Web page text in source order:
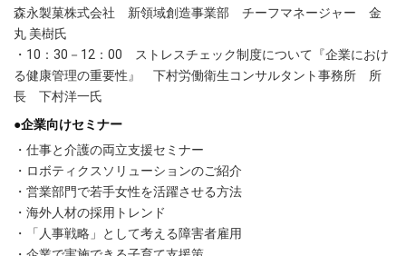
森永製菓株式会社 新領域創造事業部 チーフマネージャー 金
丸 美樹氏
・10：30－12：00 ストレスチェック制度について『企業におけ
る健康管理の重要性』 下村労働衛生コンサルタント事務所 所
長 下村洋一氏
●企業向けセミナー
・仕事と介護の両立支援セミナー
・ロボティクスソリューションのご紹介
・営業部門で若手女性を活躍させる方法
・海外人材の採用トレンド
・「人事戦略」として考える障害者雇用